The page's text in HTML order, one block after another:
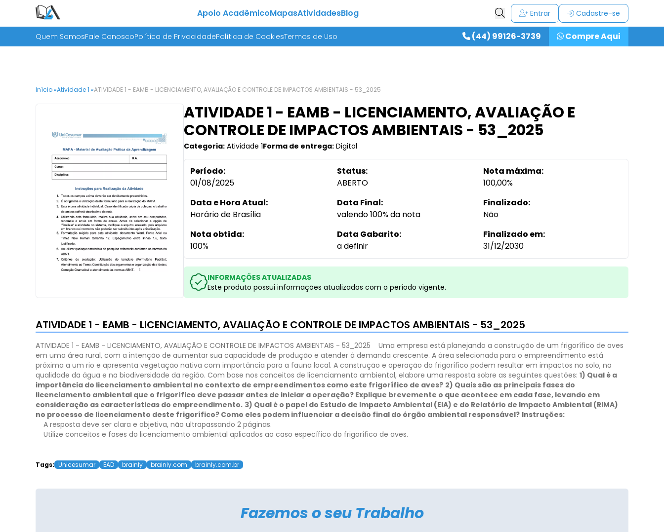
Apoio AcadêmicoMapasAtividadesBlog Entrar Cadastre-se
Quem SomosFale ConoscoPolítica de PrivacidadePolítica de CookiesTermos de Uso (44) 99126-3739 Compre Aqui
Início »Atividade 1 »ATIVIDADE 1 - EAMB - LICENCIAMENTO, AVALIAÇÃO E CONTROLE DE IMPACTOS AMBIENTAIS - 53_2025
ATIVIDADE 1 - EAMB - LICENCIAMENTO, AVALIAÇÃO E
CONTROLE DE IMPACTOS AMBIENTAIS - 53_2025
Categoria: Atividade 1Forma de entrega: Digital
Período:
01/08/2025
Status:
ABERTO
Nota máxima:
100,00%
Data e Hora Atual:
Horário de Brasília
Data Final:
valendo 100% da nota
Finalizado:
Não
Nota obtida:
100%
Data Gabarito:
a definir
Finalizado em:
31/12/2030
INFORMAÇÕES ATUALIZADAS
Este produto possui informações atualizadas com o período vigente.
ATIVIDADE 1 - EAMB - LICENCIAMENTO, AVALIAÇÃO E CONTROLE DE IMPACTOS AMBIENTAIS - 53_2025
ATIVIDADE 1 - EAMB - LICENCIAMENTO, AVALIAÇÃO E CONTROLE DE IMPACTOS AMBIENTAIS - 53_2025
Uma empresa está planejando a construção de um frigorífico de aves
em uma área rural, com a intenção de aumentar sua capacidade de produção e atender à demanda crescente. A área selecionada para o empreendimento está
próxima a um rio e apresenta vegetação nativa com importância para a fauna local. A construção e operação do frigorífico podem resultar em impactos no solo, na
qualidade da água e na biodiversidade da região. Com base nos conceitos de licenciamento ambiental, elabore uma resposta sobre as seguintes questões: 1) Qual é a
importância do licenciamento ambiental no contexto de empreendimentos como este frigorífico de aves? 2) Quais são as principais fases do
licenciamento ambiental que o frigorífico deve passar antes de iniciar a operação? Explique brevemente o que acontece em cada fase, levando em
consideração as características do empreendimento. 3) Qual é o papel do Estudo de Impacto Ambiental (EIA) e do Relatório de Impacto Ambiental (RIMA)
no processo de licenciamento deste frigorífico? Como eles podem influenciar a decisão final do órgão ambiental responsável? Instruções:
A resposta deve ser clara e objetiva, não ultrapassando 2 páginas.
Utilize conceitos e fases do licenciamento ambiental aplicados ao caso específico do frigorífico de aves.
Tags: Unicesumar EAD brainly brainly.com brainly.com.br
Fazemos o seu Trabalho